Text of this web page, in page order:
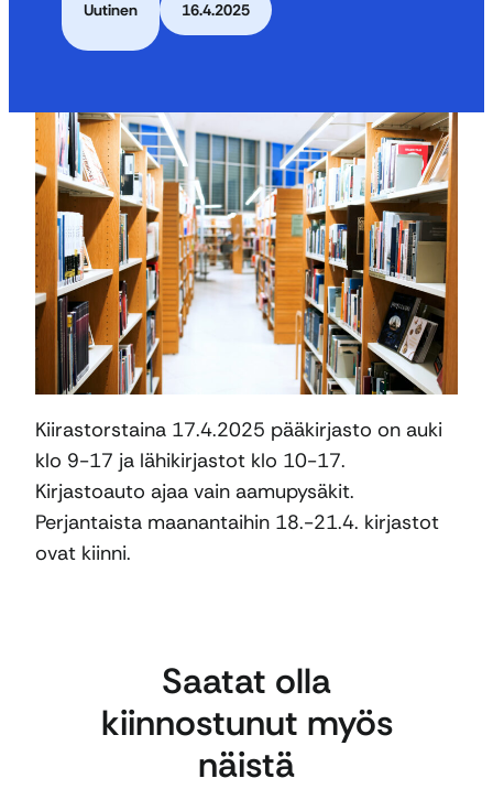
Uutinen 16.4.2025
Kiirastorstaina 17.4.2025 pääkirjasto on auki
klo 9-17 ja lähikirjastot klo 10-17.
Kirjastoauto ajaa vain aamupysäkit.
Perjantaista maanantaihin 18.-21.4. kirjastot
ovat kiinni.
Saatat olla
kiinnostunut myös
näistä